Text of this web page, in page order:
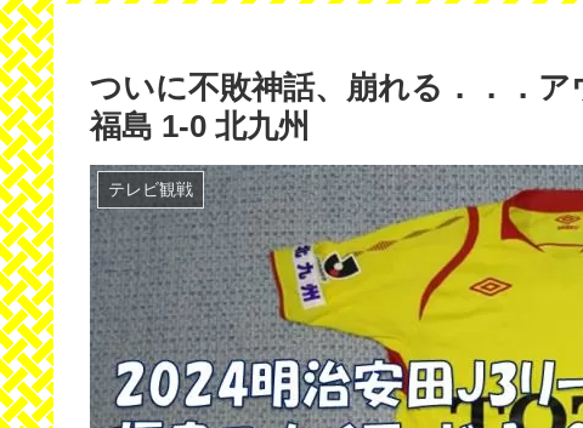
ついに不敗神話、崩れる．．．ア
福島 1-0 北九州
テレビ観戦